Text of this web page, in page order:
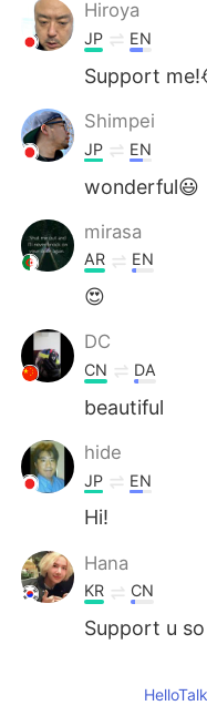
Hiroya
JP EN
Support
Shimpei
JP EN
wonderful😃
mirasa
AR EN
😍
DC
CN DA
beautiful
hide
JP EN
Hi!
Hana
KR CN
Support u